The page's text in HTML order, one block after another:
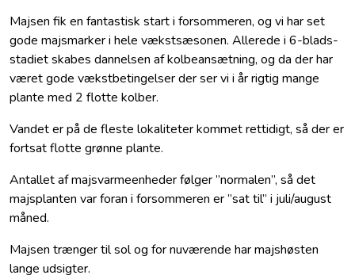
Majsen fik en fantastisk start i forsommeren, og vi har set
gode majsmarker i hele vækstsæsonen. Allerede i 6-blads-
stadiet skabes dannelsen af kolbeansætning, og da der har
været gode vækstbetingelser der ser vi i år rigtig mange
plante med 2 flotte kolber.
Vandet er på de fleste lokaliteter kommet rettidigt, så der er
fortsat flotte grønne plante.
Antallet af majsvarmeenheder følger ”normalen”, så det
majsplanten var foran i forsommeren er ”sat til” i juli/august
måned.
Majsen trænger til sol og for nuværende har majshøsten
lange udsigter.